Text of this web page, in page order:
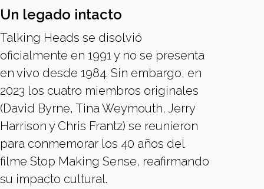
Un legado intacto
Talking Heads se disolvió
oficialmente en 1991 y no se presenta
en vivo desde 1984. Sin embargo, en
2023 los cuatro miembros originales
(David Byrne, Tina Weymouth, Jerry
Harrison y Chris Frantz) se reunieron
para conmemorar los 40 años del
filme Stop Making Sense, reafirmando
su impacto cultural.